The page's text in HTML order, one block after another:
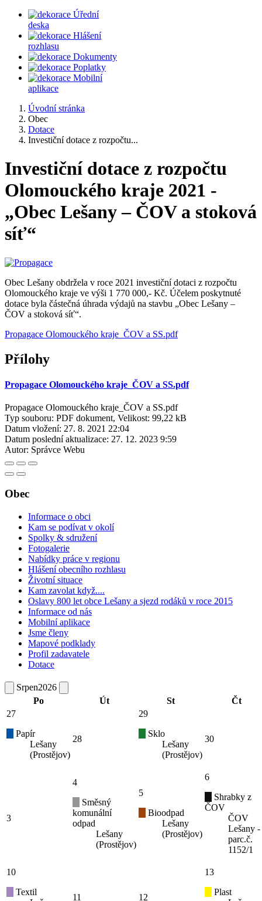
Úřední
deska
Hlášení
rozhlasu
Dokumenty
Poplatky
Mobilní
aplikace
Úvodní stránka
Obec
Dotace
Investiční dotace z rozpočtu...
Investiční dotace z rozpočtu
Olomouckého kraje 2021 -
„Obec Lešany – ČOV a stoková
síť“
Obec Lešany obdržela v roce 2021 investiční dotaci z rozpočtu
Olomouckého kraje ve výši 1 770 000,- Kč. Účelem poskytnuté
dotace byla částečná úhrada výdajů na stavbu „Obec Lešany –
ČOV a stoková síť“.
Propagace Olomouckého kraje_ČOV a SS.pdf
Přílohy
Propagace Olomouckého kraje_ČOV a SS.pdf
Propagace Olomouckého kraje_ČOV a SS.pdf
Typ souboru: PDF dokument, Velikost: 99,22 kB
Datum vložení: 27. 8. 2021 22:04
Datum poslední aktualizace: 27. 12. 2023 9:59
Autor: Správce Webu
Obec
Informace o obci
Kam se podívat v okolí
Spolky & sdružení
Fotogalerie
Nabídky práce v regionu
Hlášení obecního rozhlasu
Životní situace
Kam zavolat když....
Oslavy 800 let obce Lešany a sjezd rodáků v roce 2015
Informace od nás
Mobilní aplikace
Jsme členy
Mapové podklady
Profil zadavatele
Dotace
Srpen2026
Po
Út St
Čt
27
Papír
Lešany
(Prostějov)
28
29
Sklo
Lešany
(Prostějov)
30
3
4
Směsný
komunální
odpad
Lešany
(Prostějov)
5
Bioodpad
Lešany
(Prostějov)
6
Shrabky z
ČOV
ČOV
Lešany -
parc.č.
1152/1
10
Textil
11 12
13
Plast